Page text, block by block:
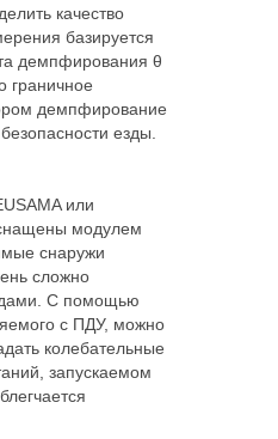
качество
базируется
демпфирования θ
граничное
демпфирование
езды.
или
модулем
снаружи
сложно
С помощью
с ПДУ, можно
колебательные
запускаемом